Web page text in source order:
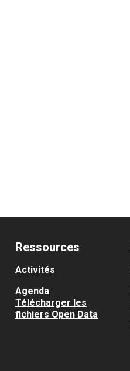
Ressources
Activités
Agenda
Télécharger les
fichiers Open Data